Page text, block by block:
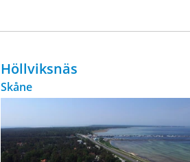
Höllviksnäs
Skåne